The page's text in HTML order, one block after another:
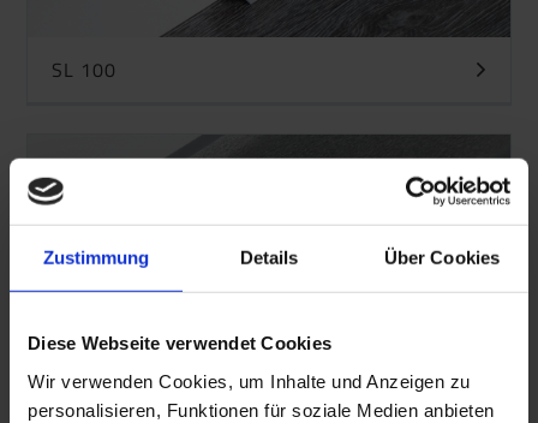
Zustimmung Details Über Cookies
Diese Webseite verwendet Cookies
Wir verwenden Cookies, um Inhalte und Anzeigen zu
personalisieren, Funktionen für soziale Medien anbieten
SL 100